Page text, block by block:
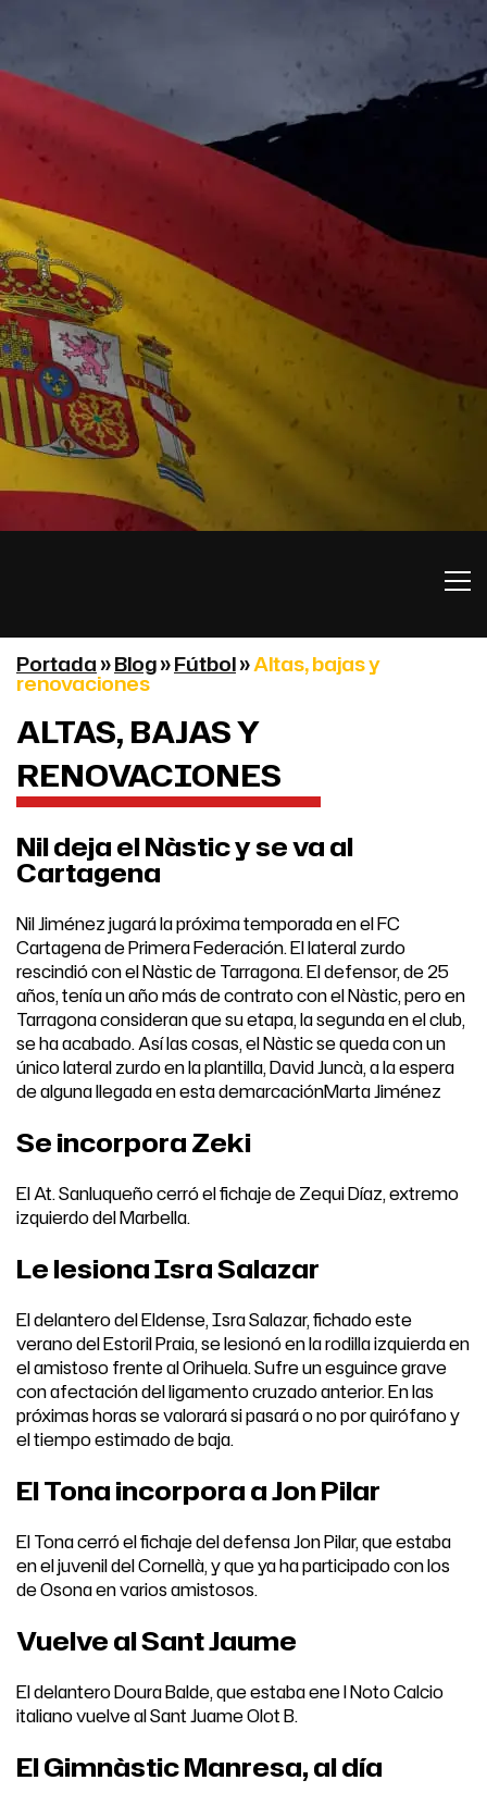
Portada»Blog»Fútbol»Altas, bajas y
renovaciones
ALTAS, BAJAS Y
RENOVACIONES
Nil deja el Nàstic y se va al
Cartagena
Nil Jiménez jugará la próxima temporada en el FC
Cartagena de Primera Federación. El lateral zurdo
rescindió con el Nàstic de Tarragona. El defensor, de 25
años, tenía un año más de contrato con el Nàstic, pero en
Tarragona consideran que su etapa, la segunda en el club,
se ha acabado. Así las cosas, el Nàstic se queda con un
único lateral zurdo en la plantilla, David Juncà, a la espera
de alguna llegada en esta demarcaciónMarta Jiménez
Se incorpora Zeki
El At. Sanluqueño cerró el fichaje de Zequi Díaz, extremo
izquierdo del Marbella.
Le lesiona Isra Salazar
El delantero del Eldense, Isra Salazar, fichado este
verano del Estoril Praia, se lesionó en la rodilla izquierda en
el amistoso frente al Orihuela. Sufre un esguince grave
con afectación del ligamento cruzado anterior. En las
próximas horas se valorará si pasará o no por quirófano y
el tiempo estimado de baja.
El Tona incorpora a Jon Pilar
El Tona cerró el fichaje del defensa Jon Pilar, que estaba
en el juvenil del Cornellà, y que ya ha participado con los
de Osona en varios amistosos.
Vuelve al Sant Jaume
El delantero Doura Balde, que estaba ene l Noto Calcio
italiano vuelve al Sant Juame Olot B.
El Gimnàstic Manresa, al día